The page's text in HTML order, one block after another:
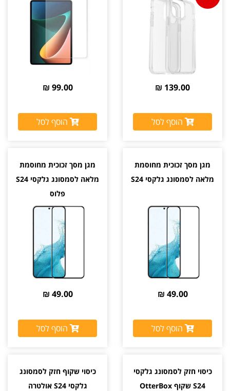
139.00 ₪
הוסף לסל
99.00 ₪
הוסף לסל
מגן מסך זכוכית מחוסמת
מלאה לסמסונג גלקסי S24
49.00 ₪
הוסף לסל
מגן מסך זכוכית מחוסמת
מלאה לסמסונג גלקסי S24
פלוס
49.00 ₪
הוסף לסל
כיסוי חזק לסמסונג גלקסי
S24 שקוף OtterBox
כיסוי שקוף חזק לסמסונג
גלקסי S24 אולטרה